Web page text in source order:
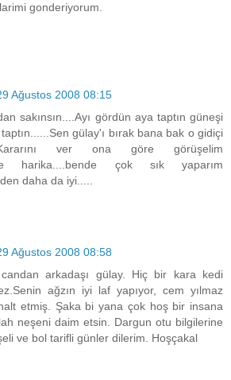
gonderiyorum.
Ağustos 2008 08:15
sakınsın....Ayı gördün aya taptın güneşi
gülay'ı bırak bana bak o gidiçi
ver ona göre görüşelim
harika....bende çok sık yaparım
daha da iyi.....
Ağustos 2008 08:58
arkadaşı gülay. Hiç bir kara kedi
ağzın iyi laf yapıyor, cem yılmaz
etmiş. Şaka bi yana çok hoş bir insana
neşeni daim etsin. Dargun otu bilgilerine
ve bol tarifli günler dilerim. Hoşçakal